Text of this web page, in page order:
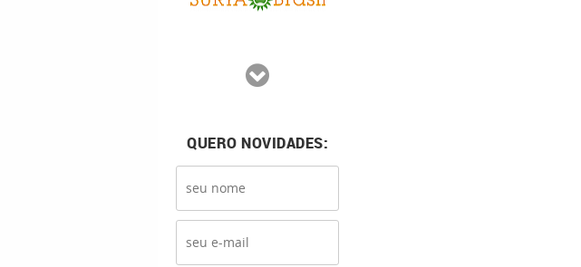
QUERO NOVIDADES: